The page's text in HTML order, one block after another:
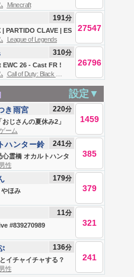
2 🍄🔨🧟‍♂️ft. KaiCenat
Minecraft
PARTIDO CLAVE | ES
NOS QUEDAN 4 | 6
| ORGULLO | NAVI vs
191分
27547
League of Legends
EWC 26 - Cast FR !
310分
26796
Call of Duty: Black Ops 7
設定▼
じさんの夏休み2」
ィオ
き雨宮 220分
1459
ーム
心霊橋 オカルトハンタ
ハンター鈴
241分
385
男性
ほみ
179分
379
#839270989
11分
321
イチャイチャする？
に推してください
136分
241
男性